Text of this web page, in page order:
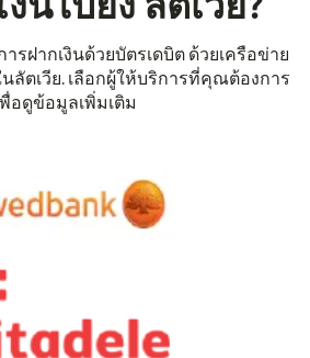
รฝากเงินด้วยบัตรเดบิต ด้วยเครือข่าย
นลัตเวีย. เลือกผู้ให้บริการที่คุณต้องการ
พื่อดูข้อมูลเพิ่มเติม